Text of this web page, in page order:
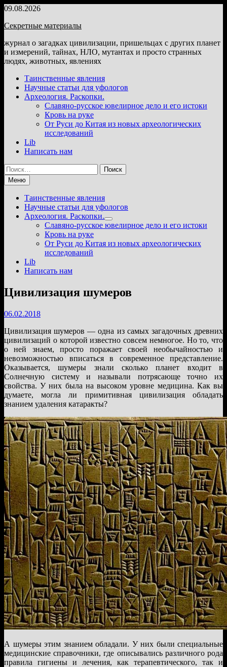
Перейти
содержимому
09.08.2026
Секретные материалы
журнал о загадках цивилизации, пришельцах с других планет
и измерений, тайнах, НЛО, мутантах и просто странных
людях, животных, явлениях
Таинственные явления
Научные статьи для уфологов
Археология. Раскопки.
Славяно-русское ювелирное дело и его истоки
Кровь на руке
От Руси до Китая из новых археологических
исследований
Lib
Написать нам
Найти:
Меню
Таинственные явления
Научные статьи для уфологов
Археология. Раскопки.
Показать
подменю
Славяно-русское ювелирное дело и его истоки
Кровь на руке
От Руси до Китая из новых археологических
исследований
Lib
Написать нам
Цивилизация шумеров
06.02.2018
Цивилизация шумеров — одна из самых загадочных древних
цивилизаций о которой известно совсем немногое. Но то, что
о ней знаем, просто поражает своей необычайностью и
невозможностью вписаться в современное представление.
Оказывается, шумеры знали сколько планет входит в
Солнечную систему и называли потрясающе точно их
свойства. У них была на высоком уровне медицина. Как вы
думаете, могла ли примитивная цивилизация обладать
знанием удаления катаракты?
А шумеры этим знанием обладали. У них были специальные
медицинские справочники, где описывались различного рода
правила гигиены и лечения, как терапевтического, так и